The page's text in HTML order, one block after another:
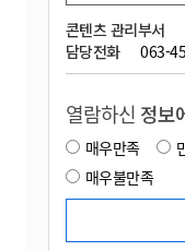
콘텐츠 관리부서
담당전화
063-
열람하신 정보
매우만족
매우불만족